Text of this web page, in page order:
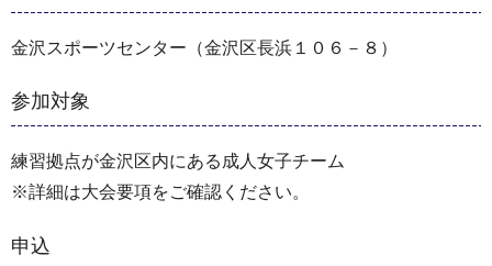
金沢スポーツセンター（金沢区長浜１０６－８）
参加対象
練習拠点が金沢区内にある成人女子チーム
※詳細は大会要項をご確認ください。
申込